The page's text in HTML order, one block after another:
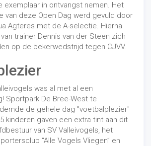
exemplaar in ontvangst nemen. Het
van deze Open Dag werd gevuld door
Agteres met de A-selectie. Hierna
trainer Dennis van der Steen zich
op de bekerwedstrijd tegen CJVV.
was al met al een
Sportpark De Bree-West te
de gehele dag "voetbalplezier"
kinderen gaven een extra tint aan dit
van SV Valleivogels, het
“Alle Vogels Vliegen” en